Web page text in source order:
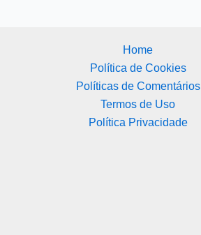
Home
Política de Cookies
Políticas de Comentários
Termos de Uso
Política Privacidade